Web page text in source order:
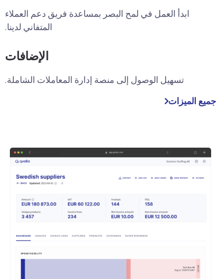
ابدأ العمل في لمح البصر بمساعدة فريق دعم العملاء
المتفاني لدينا.
الإضافات
تسهيل الوصول إلى منصة إدارة المعاملات الشاملة.
جميع الميزات